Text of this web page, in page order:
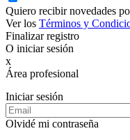
Quiero recibir novedades
Ver los Términos y
Finalizar registro
O iniciar sesión
x
Área profesional
Iniciar sesión
Olvidé mi contraseña